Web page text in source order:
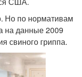
Но по нормативам
на данные 2009
свиного гриппа.